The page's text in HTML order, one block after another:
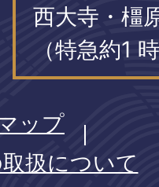
西大寺・橿
（特急約1
ップ
扱について